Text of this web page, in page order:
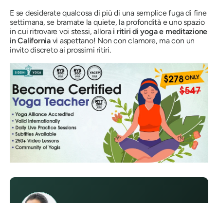
E se desiderate qualcosa di più di una semplice fuga di fine
settimana, se bramate la quiete, la profondità e uno spazio
in cui ritrovare voi stessi, allora i ritiri di yoga e meditazione
in Californiavi aspettano! Non con clamore, ma con un
invito discreto ai prossimi ritiri.